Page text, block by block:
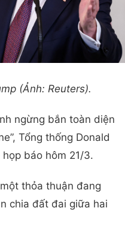
(Ảnh: Reuters).
ngừng bắn toàn diện
Tổng thống Donald
báo hôm 21/3.
thỏa thuận đang
chia đất đai giữa hai